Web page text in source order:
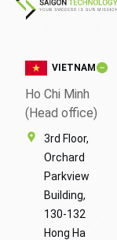
VIETNAM
Ho Chi Minh
(Head office)
3rd Floor,
Orchard
Parkview
Building,
130-132
Hong Ha